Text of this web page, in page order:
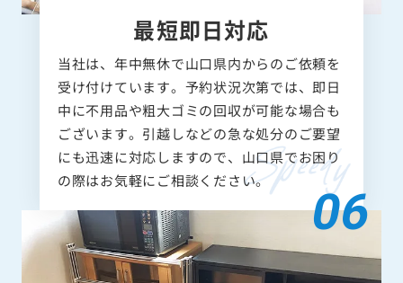
最短即日対応
当社は、年中無休で山口県内からのご依頼を
受け付けています。予約状況次第では、即日
中に不用品や粗大ゴミの回収が可能な場合も
ございます。引越しなどの急な処分のご要望
にも迅速に対応しますので、山口県でお困り
の際はお気軽にご相談ください。